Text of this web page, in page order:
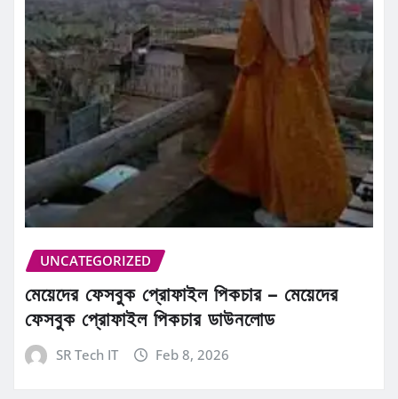
UNCATEGORIZED
মেয়েদের ফেসবুক প্রোফাইল পিকচার – মেয়েদের
ফেসবুক প্রোফাইল পিকচার ডাউনলোড
SR Tech IT Feb 8, 2026